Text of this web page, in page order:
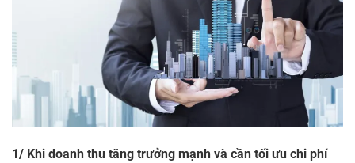
1/ Khi doanh thu tăng trưởng mạnh và cần tối ưu chi phí